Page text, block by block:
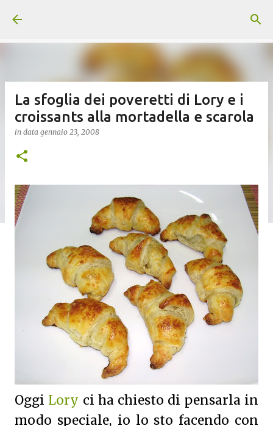
La sfoglia dei poveretti di Lory e i
croissants alla mortadella e scarola
in data gennaio 23, 2008
Oggi Lory ci ha chiesto di pensarla in
modo speciale, io lo sto facendo con